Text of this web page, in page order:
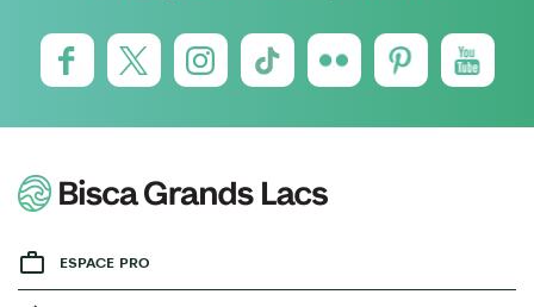
ESPACE PRO